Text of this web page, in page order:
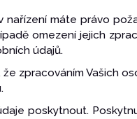
nařízení máte právo
omezení jejich
údajů.
zpracováním Vašich
poskytnout.